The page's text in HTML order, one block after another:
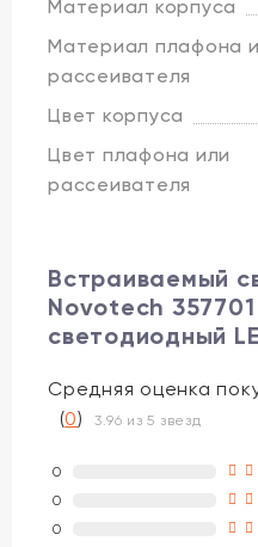
Материал корпуса
Материал плафона
рассеивателя
Цвет корпуса
Цвет плафона или
рассеивателя
Встраиваемый
Novotech
светодиодный
Средняя оценка
(0)3.96 из 5 звезд
0
0
0